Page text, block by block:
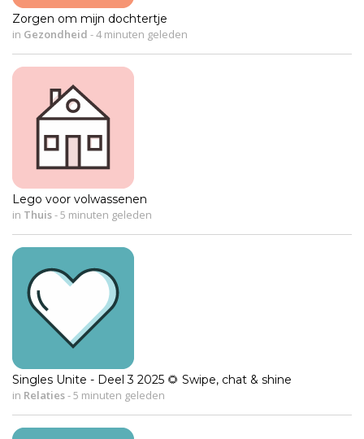
Zorgen om mijn dochtertje
in Gezondheid -4 minuten geleden
Lego voor volwassenen
in Thuis-5 minuten geleden
Singles Unite - Deel 3 2025 🌻 Swipe, chat & shine
in Relaties-5 minuten geleden